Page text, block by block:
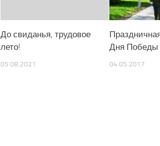
До свиданья, трудовое
лето!
05.08.2021
Дня Победы
04.05.2017